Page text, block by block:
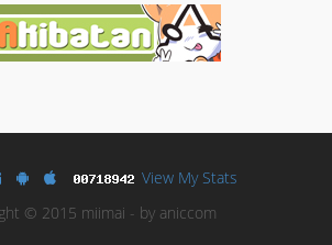
View My Stats
© 2015 miimai - by aniccom